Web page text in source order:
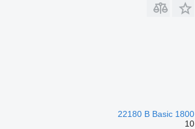
22180 B Basic 1800
10